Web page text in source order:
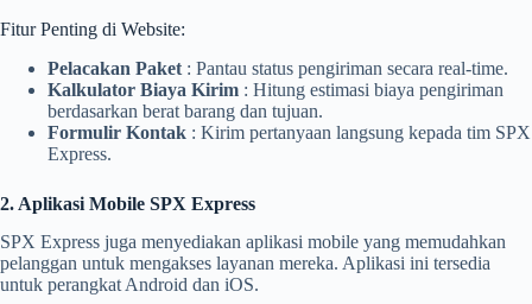
Fitur Penting di Website:
Pelacakan Paket : Pantau status pengiriman secara real-time.
Kalkulator Biaya Kirim : Hitung estimasi biaya pengiriman
berdasarkan berat barang dan tujuan.
Formulir Kontak : Kirim pertanyaan langsung kepada tim SPX
Express.
2. Aplikasi Mobile SPX Express
SPX Express juga menyediakan aplikasi mobile yang memudahkan
pelanggan untuk mengakses layanan mereka. Aplikasi ini tersedia
untuk perangkat Android dan iOS.